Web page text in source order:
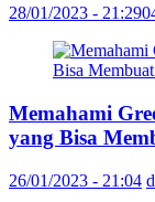
28/01/2023 - 21:29
Memahami
yang Bisa
26/01/2023 - 21:04